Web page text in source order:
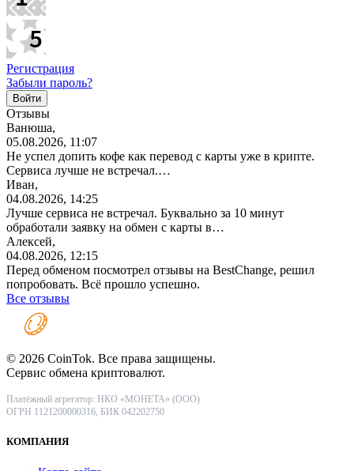
Регистрация
Забыли пароль?
Отзывы
Ванюша,
05.08.2026, 11:07
Не успел допить кофе как перевод с карты уже в крипте.
Сервиса лучше не встречал.…
Иван,
04.08.2026, 14:25
Лучше сервиса не встречал. Буквально за 10 минут
обработали заявку на обмен с карты в…
Алексей,
04.08.2026, 12:15
Перед обменом посмотрел отзывы на BestChange, решил
попробовать. Всё прошло успешно.
Все отзывы
© 2026 CoinTok. Все права защищены.
Сервис обмена криптовалют.
Платёжный агрегатор: НКО «МОНЕТА» (ООО)
ОГРН 1121200000316, БИК 042202750
КОМПАНИЯ